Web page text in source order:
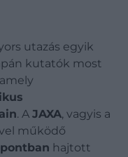
utazás egyik
kutatók most
. A JAXA, vagyis a
működő
hajtott